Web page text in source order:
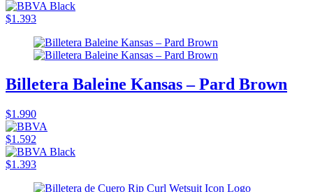
$1.393
Billetera Baleine Kansas – Pard Brown
$1.990
$1.592
$1.393